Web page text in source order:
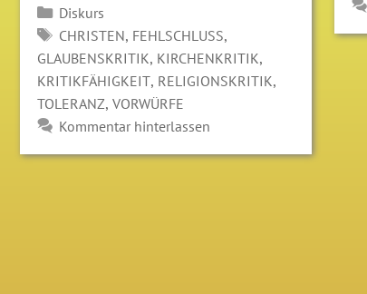
Kategorien
Diskurs
SCHLAGWÖRTER
CHRISTEN, FEHLSCHLUSS,
GLAUBENSKRITIK, KIRCHENKRITIK,
KRITIKFÄHIGKEIT, RELIGIONSKRITIK,
TOLERANZ,VORWÜRFE
Kommentar hinterlassen